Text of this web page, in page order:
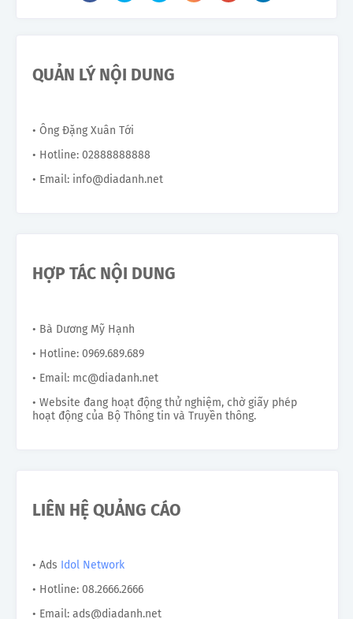
QUẢN LÝ NỘI DUNG
• Ông Đặng Xuân Tới
• Hotline: 02888888888
• Email: info@diadanh.net
HỢP TÁC NỘI DUNG
• Bà Dương Mỹ Hạnh
• Hotline: 0969.689.689
• Email: mc@diadanh.net
• Website đang hoạt động thử nghiệm, chờ giấy phép
hoạt động của Bộ Thông tin và Truyền thông.
LIÊN HỆ QUẢNG CÁO
• Ads Idol Network
• Hotline: 08.2666.2666
• Email: ads@diadanh.net